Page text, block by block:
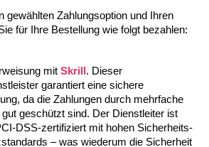
gewählten Zahlungsoption und Ihren
für Ihre Bestellung wie folgt bezahlen:
mit Skrill . Dieser
garantiert eine sichere
da die Zahlungen durch mehrfache
geschützt sind. Der Dienstleiter ist
DSS-zertifiziert mit hohen Sicherheits-
– was wiederum die Sicherheit